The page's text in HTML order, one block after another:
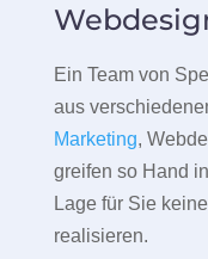
Ein Team von
aus
Marketing,
greifen so Hand
Lage für Sie
realisieren.